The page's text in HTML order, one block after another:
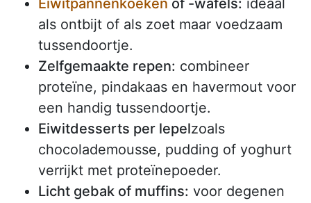
Eiwitpannenkoeken of -wafels: ideaal
als ontbijt of als zoet maar voedzaam
tussendoortje.
Zelfgemaakte repen: combineer
proteïne, pindakaas en havermout voor
een handig tussendoortje.
Eiwitdesserts per lepelzoals
chocolademousse, pudding of yoghurt
verrijkt met proteïnepoeder.
Licht gebak of muffins: voor degenen